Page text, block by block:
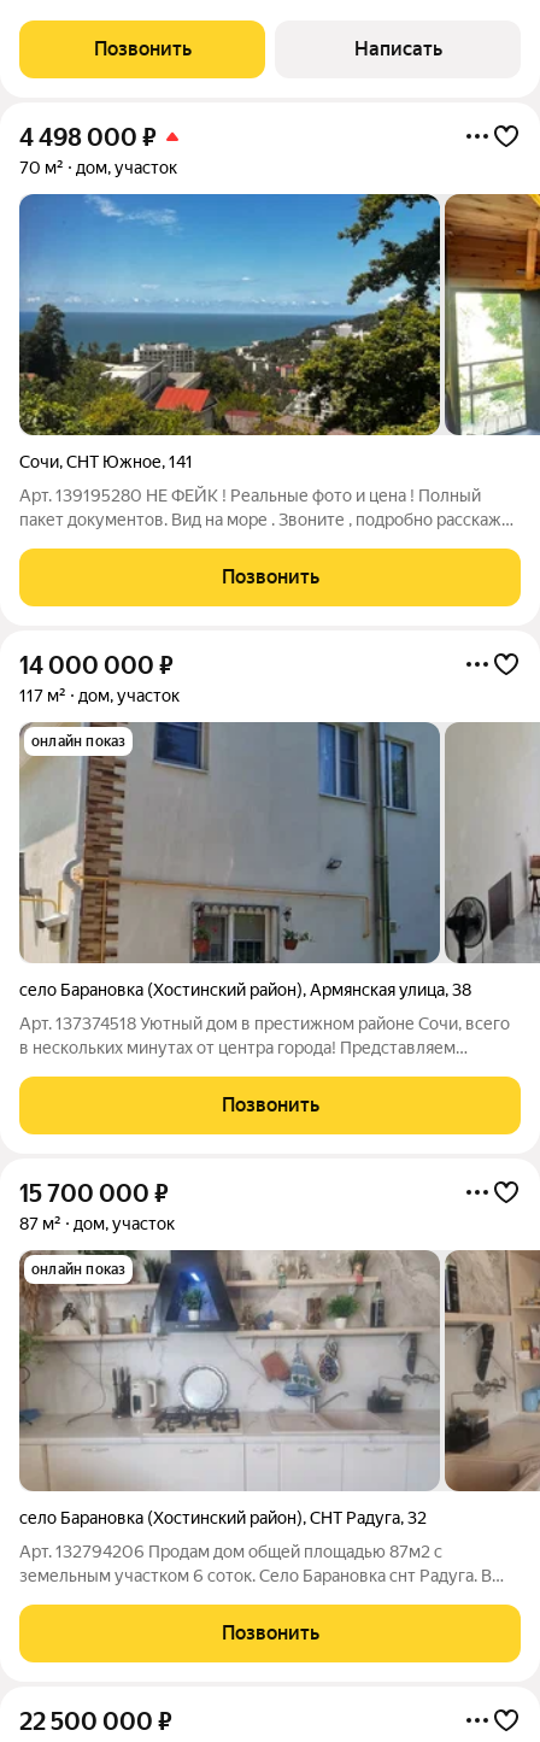
недвижимости современную
Позвонить Написать
4 498 000 ₽
70 м² дом, участок
Сочи,СНТ Южное,141
Арт. 139195280 НЕ ФЕЙК ! Реальные фото и цена ! Полный
пакет документов. Вид на море . Звоните , подробно расскажу
Позвонить
14 000 000 ₽
117 м² дом, участок
онлайн показ
село Барановка (Хостинский район),Армянская улица,38
Арт. 137374518 Уютный дом в престижном районе Сочи, всего
в нескольких минутах от центра города! Представляем
в одном из самых комфортных для проживания районов Сочи.
Удачное расположение
Позвонить
15 700 000 ₽
87 м² дом, участок
онлайн показ
село Барановка (Хостинский район),СНТ Радуга,32
Арт. 132794206 Продам дом общей площадью 87м2 с
земельным участком 6 соток. Село Барановка снт Радуга. В
новым собственникам. Планировка: большая гостиная, три
спальни, гардеробная, кухня
Позвонить
22 500 000 ₽